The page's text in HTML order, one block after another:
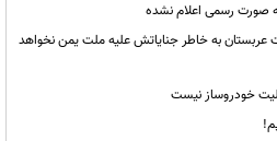
صورت رسمی اعلام نشده
عربستان به خاطر جنایاتش علیه ملت یمن نخواهد
خودروساز نیست